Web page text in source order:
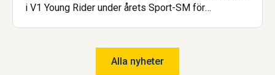
i V1 Young Rider under årets Sport-SM för
Alla nyheter